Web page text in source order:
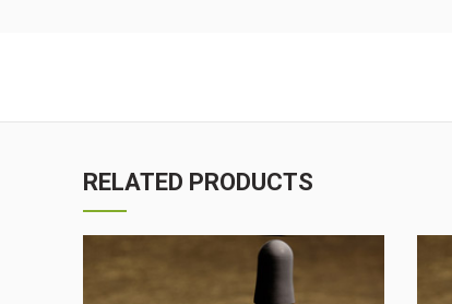
RELATED PRODUCTS